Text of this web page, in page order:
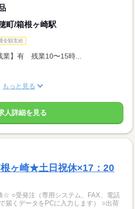
町/箱根ヶ崎駅
全額支給
業】有 残業10〜15時...
もっと見る
人詳細を見る
ヶ崎★土日祝休×17：20
☆ ○受発注（専用システム、FAX、電話
届くデータをPCに入力します） ○出荷